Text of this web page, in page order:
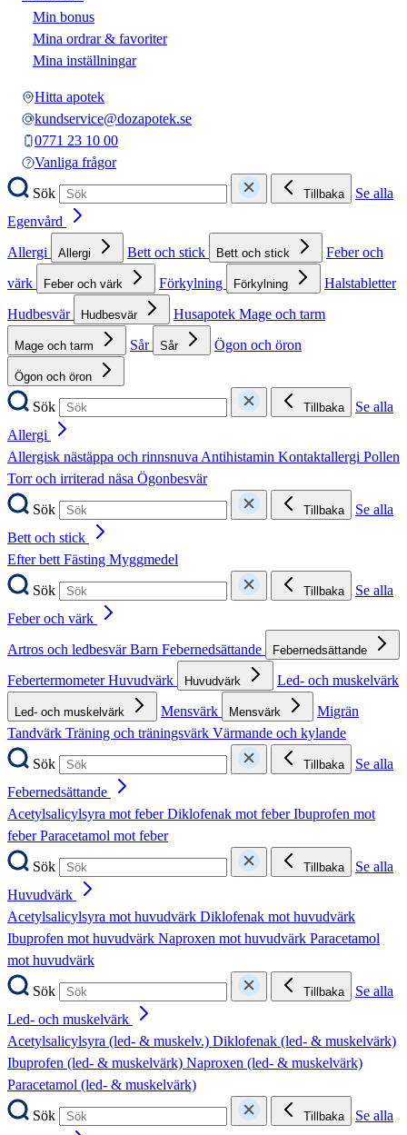
Min bonus
Mina ordrar & favoriter
Mina inställningar
Hitta apotek
kundservice@dozapotek.se
0771 23 10 00
Vanliga frågor
Sök
Tillbaka
Se alla
Egenvård
Allergi
Allergi Bett och stick Bett och stick
Feber och
värk
Feber och värk Förkylning Förkylning
Halstabletter
Hudbesvär
Hudbesvär Husapotek Mage och tarm
Mage och tarm Sår Sår Ögon och öron
Ögon och öron
Sök Tillbaka
Se alla
Allergi
Allergisk nästäppa och rinnsnuvaAntihistamin Kontaktallergi Pollen
Torr och irriterad näsa Ögonbesvär
Sök
Tillbaka
Se alla
Bett och stick
Efter bettFästing Myggmedel
Sök
Tillbaka
Se alla
Feber och värk
Artros och ledbesvärBarn Febernedsättande Febernedsättande
FebertermometerHuvudvärk Huvudvärk Led- och muskelvärk
Led- och muskelvärk Mensvärk Mensvärk
Migrän
Tandvärk Träning och träningsvärk Värmande och kylande
Sök
Tillbaka
Se alla
Febernedsättande
Acetylsalicylsyra mot feberDiklofenak mot feberIbuprofen mot
feberParacetamol mot feber
Sök
Tillbaka
Se alla
Huvudvärk
Acetylsalicylsyra mot huvudvärk Diklofenak mot huvudvärk
Ibuprofen mot huvudvärk Naproxen mot huvudvärk Paracetamol
mot huvudvärk
Sök
Tillbaka
Se alla
Led- och muskelvärk
Acetylsalicylsyra (led- & muskelv.) Diklofenak (led- & muskelvärk)
Ibuprofen (led- & muskelvärk) Naproxen (led- & muskelvärk)
Paracetamol (led- & muskelvärk)
Sök
Tillbaka
Se alla